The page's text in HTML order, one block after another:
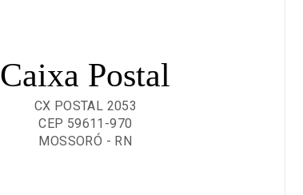
Caixa Postal
CX POSTAL 2053
CEP 59611-970
MOSSORÓ - RN